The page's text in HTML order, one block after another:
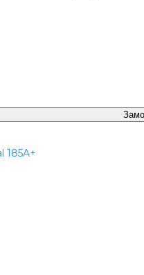
185A+